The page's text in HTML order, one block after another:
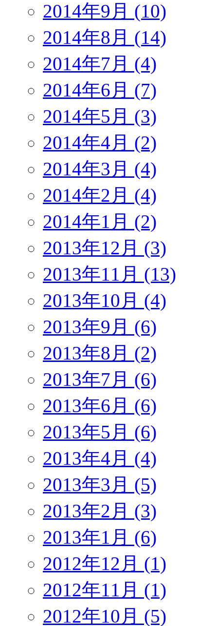
2014年9月 (10)
2014年8月 (14)
2014年7月 (4)
2014年6月 (7)
2014年5月 (3)
2014年4月 (2)
2014年3月 (4)
2014年2月 (4)
2014年1月 (2)
2013年12月 (3)
2013年11月 (13)
2013年10月 (4)
2013年9月 (6)
2013年8月 (2)
2013年7月 (6)
2013年6月 (6)
2013年5月 (6)
2013年4月 (4)
2013年3月 (5)
2013年2月 (3)
2013年1月 (6)
2012年12月 (1)
2012年11月 (1)
2012年10月 (5)